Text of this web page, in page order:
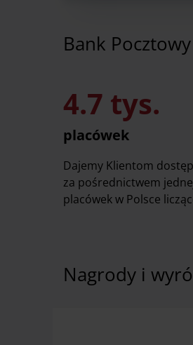
Bank
4.7 tys.
placówek
Dajemy Klientom
za pośrednictwem
placówek w Polsce
Nagrody i